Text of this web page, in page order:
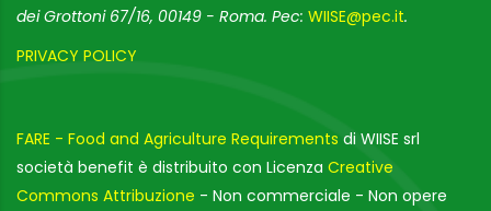
dei Grottoni 67/16, 00149 - Roma. Pec: WIISE@pec.it.
PRIVACY POLICY
FARE - Food and Agriculture Requirements di WIISE srl
società benefit è distribuito con Licenza Creative
Commons Attribuzione - Non commerciale - Non opere